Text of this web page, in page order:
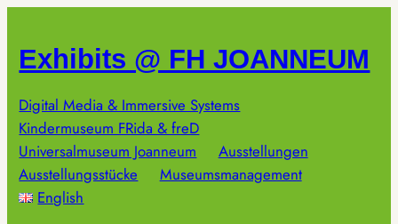
springen
Exhibits @ FH JOANNEUM
Digital Media & Immersive Systems
Kindermuseum FRida & freD
Universalmuseum Joanneum
Ausstellungen
Ausstellungsstücke
Museumsmanagement
English